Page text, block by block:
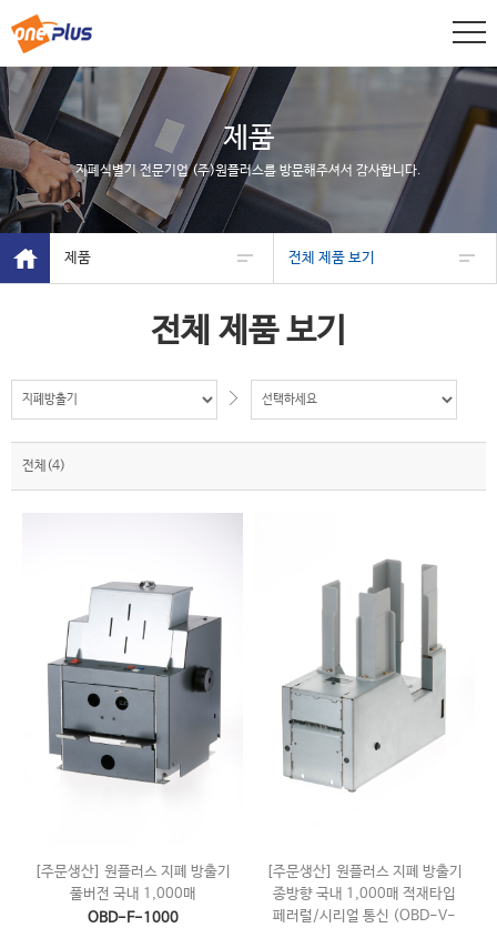
제품
지폐식별기 전문기업 (주)원플러스를 방문해주셔서 감사합니다.
제품 전체 제품 보기
전체 제품 보기
전체(4)
[주문생산] 원플러스 지폐 방출기
풀버전 국내 1,000매
OBD-F-1000
[주문생산] 원플러스 지폐 방출기
종방향 국내 1,000매 적재타입
페러럴/시리얼 통신 (OBD-V-